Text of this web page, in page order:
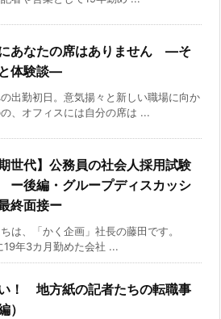
あなたの席はありません ―そ
体験談―
出勤初日。意気揚々と新しい職場に向か
、オフィスには自分の席は ...
期世代】公務員の社会人採用試験
後編・グループディスカッシ
終面接ー
は、「かく企画」社長の藤田です。
19年3カ月勤めた会社 ...
！ 地方紙の記者たちの転職事
）